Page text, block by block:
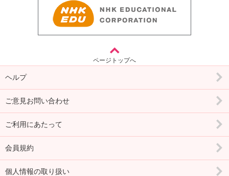
ページトップへ
ヘルプ
ご意見お問い合わせ
ご利用にあたって
会員規約
個人情報の取り扱い